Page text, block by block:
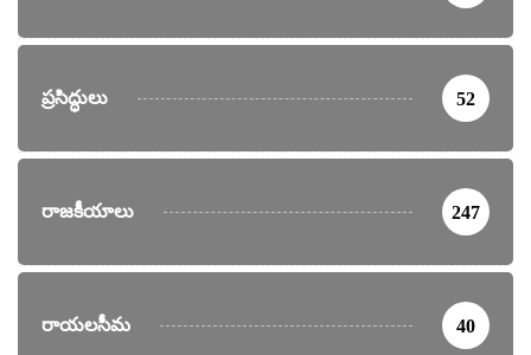
ప్రసిద్ధులు 52
రాజకీయాలు 247
రాయలసీమ 40